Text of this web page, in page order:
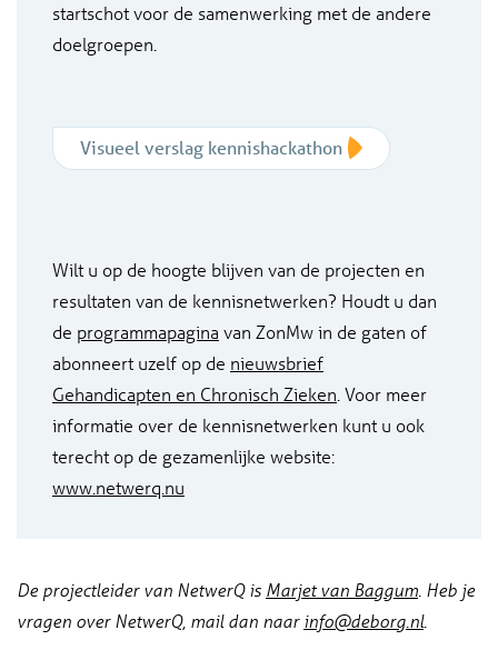
startschot voor de samenwerking met de andere
doelgroepen.
Visueel verslag kennishackathon
Wilt u op de hoogte blijven van de projecten en
resultaten van de kennisnetwerken? Houdt u dan
de programmapagina van ZonMw in de gaten of
abonneert uzelf op de nieuwsbrief
Gehandicapten en Chronisch Zieken . Voor meer
informatie over de kennisnetwerken kunt u ook
terecht op de gezamenlijke website:
www.netwerq.nu
De projectleider van NetwerQ is Marjet van Baggum . Heb je
vragen over NetwerQ, mail dan naar info@deborg.nl.